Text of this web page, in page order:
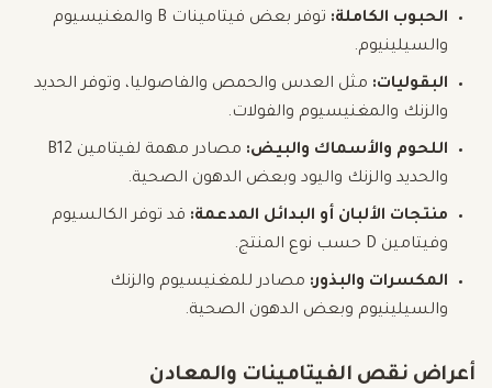
الحبوب الكاملة:
توفر بعض فيتامينات B والمغنيسيوم
والسيلينيوم.
البقوليات: مثل العدس والحمص والفاصوليا، وتوفر الحديد
والزنك والمغنيسيوم والفولات.
اللحوم والأسماك والبيض:
مصادر مهمة لفيتامين B12
والحديد والزنك واليود وبعض الدهون الصحية.
منتجات الألبان أو البدائل المدعمة: قد توفر الكالسيوم
وفيتامين D حسب نوع المنتج.
المكسرات والبذور: مصادر للمغنيسيوم والزنك
والسيلينيوم وبعض الدهون الصحية.
أعراض نقص الفيتامينات والمعادن